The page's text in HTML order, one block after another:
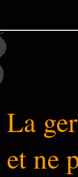
La
et ne